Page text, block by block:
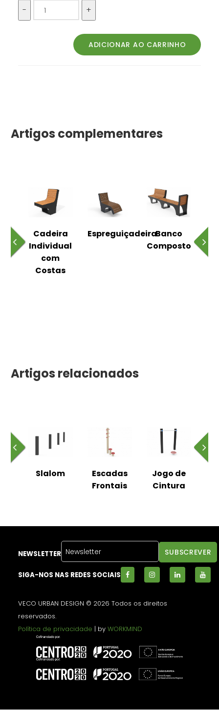
Artigos complementares
Cadeira
Individual
com
Costas
EspreguiçadeiraBanco
Composto
Artigos relacionados
Slalom
Escadas
Frontais
Jogo de
Cintura
NEWSLETTER
SIGA-NOS NAS REDES SOCIAIS
VECO URBAN DESIGN © 2026 Todos os direitos
reservados.
Política de privacidade | byWORKMIND